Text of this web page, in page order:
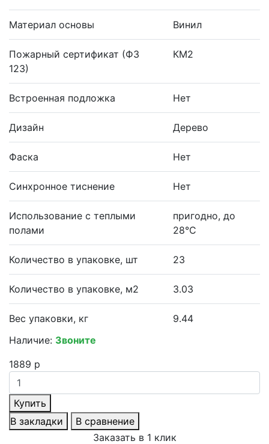
Материал основы Винил
Пожарный сертификат (ФЗ
123)
КМ2
Встроенная подложка Нет
Дизайн Дерево
Фаска Нет
Синхронное тиснение Нет
Использование с теплыми
полами
пригодно, до
28°С
Количество в упаковке, шт 23
Количество в упаковке, м2 3.03
Вес упаковки, кг
9.44
Наличие: Звоните
1889 р
Купить
В закладки
В сравнение
Заказать в 1 клик